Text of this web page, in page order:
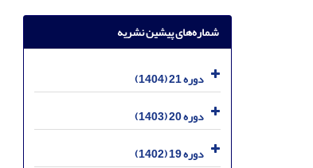
شماره‌های پیشین نشریه
دوره 21 (1404)
دوره 20 (1403)
دوره 19 (1402)